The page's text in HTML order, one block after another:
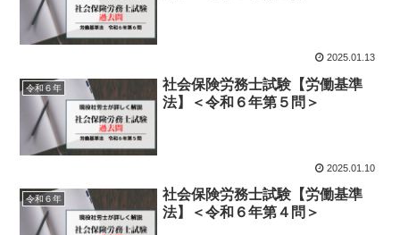
2025.01.13
令和６年
社会保険労務士試験【労働基準
法】＜令和６年第５問＞
2025.01.10
令和６年
社会保険労務士試験【労働基準
法】＜令和６年第４問＞